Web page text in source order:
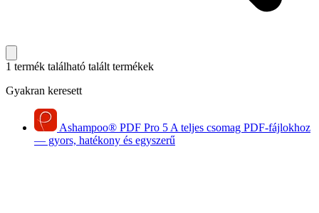
1 termék található talált termékek
Gyakran keresett
Ashampoo® PDF Pro 5 A teljes csomag PDF-fájlokhoz
— gyors, hatékony és egyszerű